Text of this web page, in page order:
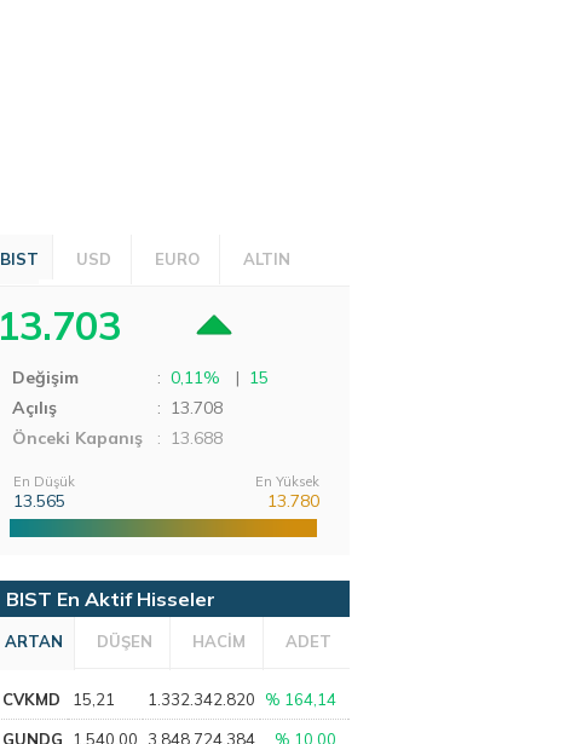
BIST USD EURO ALTIN
13.703
Değişim : 0,11% | 15
Açılış
: 13.708
Önceki Kapanış
: 13.688
En Düşük
13.565
En Yüksek
13.780
BIST En Aktif Hisseler
ARTAN DÜŞEN HACİM ADET
CVKMD 15,21 1.332.342.820 % 164,14
GUNDG 1.540,00 3.848.724.384 % 10,00